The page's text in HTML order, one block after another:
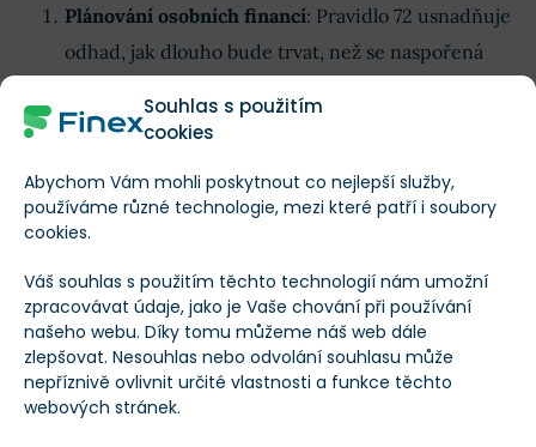
Souhlas s použitím
cookies
Abychom Vám mohli poskytnout co nejlepší služby,
používáme různé technologie, mezi které patří i soubory
cookies.
Váš souhlas s použitím těchto technologií nám umožní
zpracovávat údaje, jako je Vaše chování při používání
našeho webu. Díky tomu můžeme náš web dále
zlepšovat. Nesouhlas nebo odvolání souhlasu může
nepříznivě ovlivnit určité vlastnosti a funkce těchto
webových stránek.
Plánování osobních financí: Pravidlo 72 usnadňuje
odhad, jak dlouho bude trvat, než se naspořená
je lepšíspořits pevnou a garantovanou sazbou
Investiční strategie: Investoři mohou rychle
porovnat, zda je pro ně výhodnější investice do
čiakcií s očekávaným průměrným ročním
výnosem 8 % (zdvojnásobení za 9 let).
Porovnání různých nástrojů: Pomocí
jednoduchého dělení je možné srovnat nabídky